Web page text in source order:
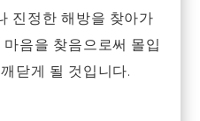
진정한 해방을 찾아가
음을 찾음으로써 몰입
닫게 될 것입니다.